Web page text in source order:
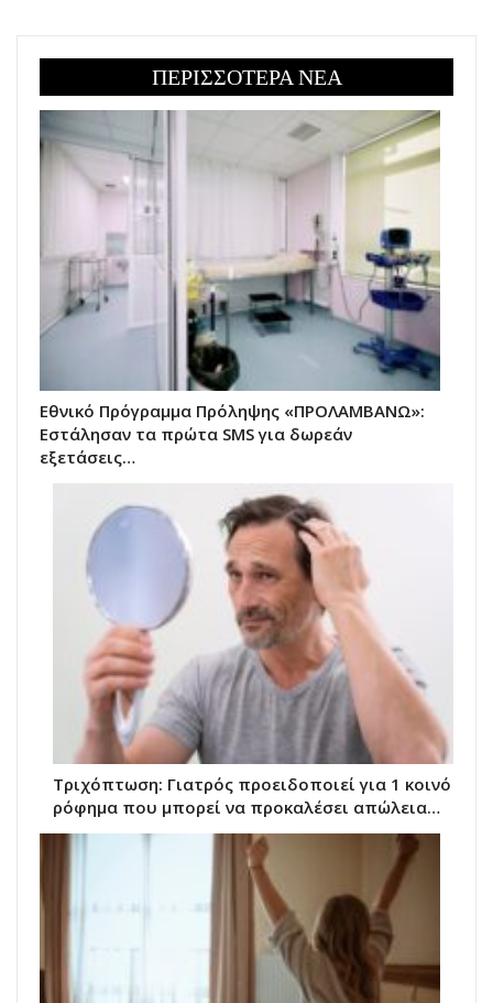
ΠΕΡΙΣΣΟΤΕΡΑ ΝΕΑ
Εθνικό Πρόγραμμα Πρόληψης «ΠΡΟΛΑΜΒΑΝΩ»:
Εστάλησαν τα πρώτα SMS για δωρεάν
εξετάσεις…
Τριχόπτωση: Γιατρός προειδοποιεί για 1 κοινό
ρόφημα που μπορεί να προκαλέσει απώλεια…